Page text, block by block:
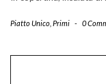
Piatto Unico Primi - 0